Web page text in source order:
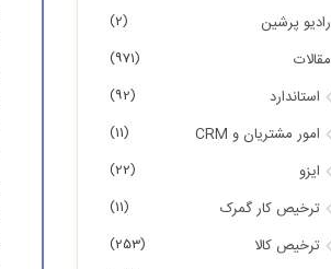
رادیو پرشین (2)
مقالات (971)
استاندارد (92)
امور مشتریان و CRM (11)
ایزو (22)
ترخیص کار گمرک (11)
ترخیص کالا (253)